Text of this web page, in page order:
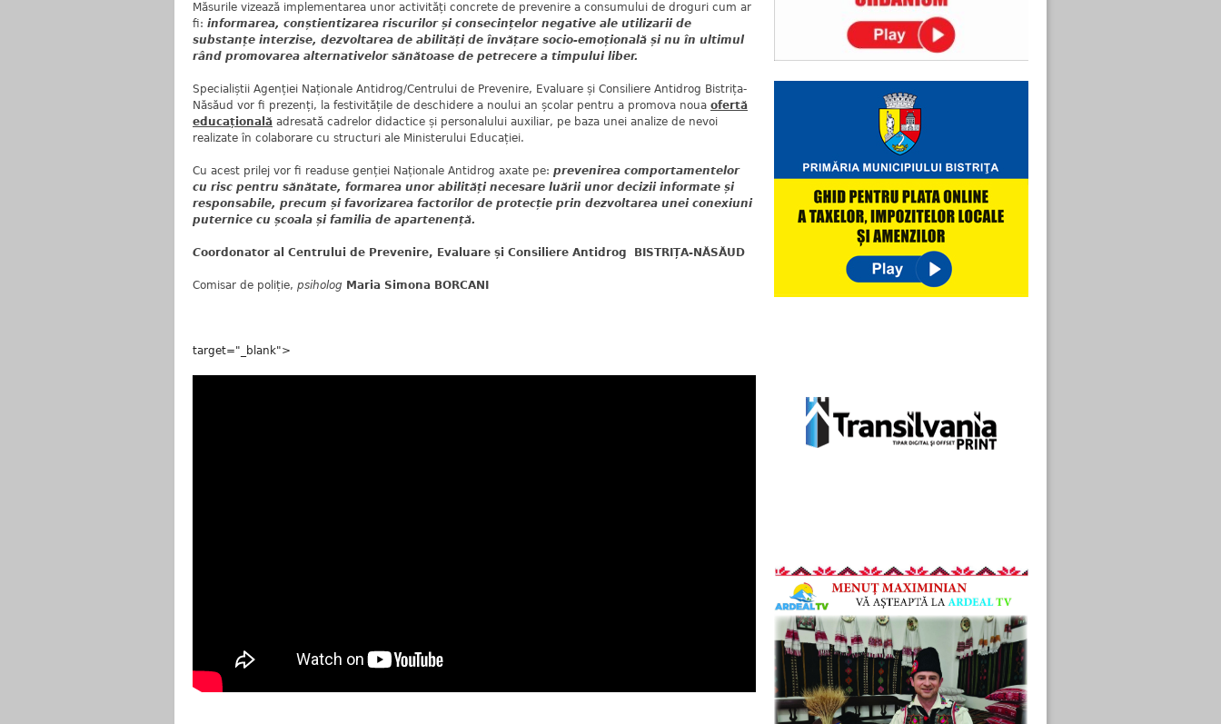
Măsurile vizează implementarea unor activități concrete de prevenire a consumului de droguri cum ar
fi: informarea, conștientizarea riscurilor și consecințelor negative ale utilizarii de
substanțe interzise, dezvoltarea de abilități de învățare socio-emoțională și nu în ultimul
rând promovarea alternativelor sănătoase de petrecere a timpului liber.
Specialiștii Agenției Naționale Antidrog/Centrului de Prevenire, Evaluare și Consiliere Antidrog Bistrița-
Năsăud vor fi prezenți, la festivitățile de deschidere a noului an școlar pentru a promova noua ofertă
educațională adresată cadrelor didactice și personalului auxiliar, pe baza unei analize de nevoi
realizate în colaborare cu structuri ale Ministerului Educației.
Cu acest prilej vor fi readuse genției Naționale Antidrog axate pe: prevenirea comportamentelor
cu risc pentru sănătate, formarea unor abilități necesare luării unor decizii informate și
responsabile, precum și favorizarea factorilor de protecție prin dezvoltarea unei conexiuni
puternice cu școala și familia de apartenență.
Coordonator al Centrului de Prevenire, Evaluare și Consiliere Antidrog BISTRIȚA-NĂSĂUD
Comisar de poliție, psiholog Maria Simona BORCANI
target="_blank">